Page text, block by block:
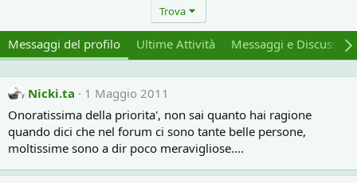
Trova
Messaggi del profilo Ultime Attività Messaggi e
Nicki.ta
1 Maggio 2011
Onoratissima della priorita', non sai quanto hai ragione
quando dici che nel forum ci sono tante belle persone,
moltissime sono a dir poco meravigliose....